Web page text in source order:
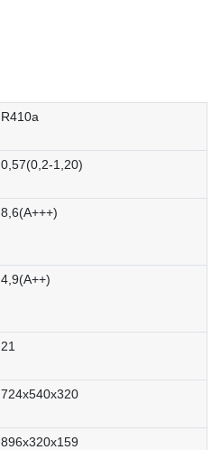
R410a
0,57(0,2-1,20)
8,6(А+++)
4,9(А++)
21
724х540х320
896х320х159